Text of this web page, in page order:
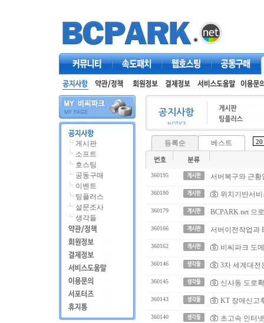
커뮤니티 속도패치 웹호스팅 공동구매
게시판
소프트
호스팅
공동구매
이벤트
팅플러스
설문조사
생각들
등록순 베스트
360195 서버복구와 근황
360180 위치기반서
360179 BCPARK.net 으
360166 서버이전작업과
360162 비씨파크 도
360146 3차 세계대전
360145 신사동 도로
360143 KT 장애신고
360140 초고속 인터